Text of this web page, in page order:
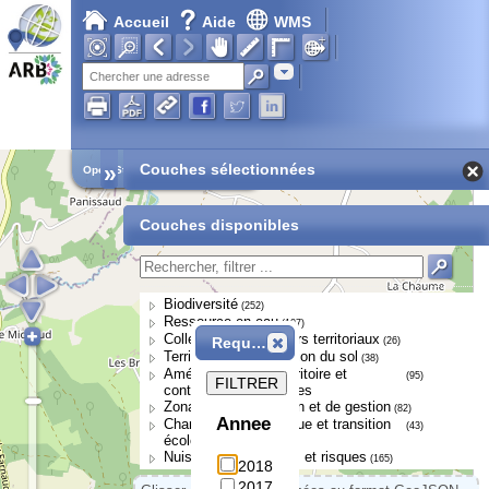
Accueil Aide WMS
Adresse
Open Street Map
» Couches sélectionnées
Couches disponibles
Biodiversité (252)
Ressource en eau (107)
Collectivités et acteurs territoriaux (26)
Territoires et occupation du sol (38)
Aménagement du territoire et
continuités écologiques
(95)
Zonages de protection et de gestion (82)
Changement climatique et transition
écologique
(43)
Nuisances, pressions et risques (165)
Requête
Annee
2018
FILTRER